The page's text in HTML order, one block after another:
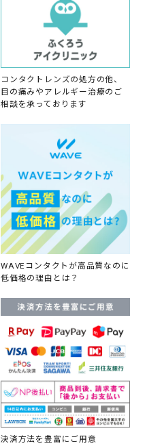
コンタクトレンズの処方の他、
目の痛みやアレルギー治療のご
相談を承っております
WAVEコンタクトが高品質なのに
低価格の理由とは？
決済方法を豊富にご用意